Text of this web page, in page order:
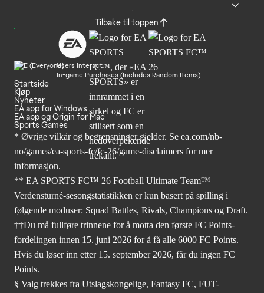
Tilbake til toppen
Users Interact
In-game Purchases (Includes Random Items)
Startside
Kjøp
Nyheter
EA app for Windows
EA app og Origin for Mac
Sports Games
* Øvrige vilkår og begrensninger gjelder. Se ea.com/nb-
no/games/ea-sports-fc/fc-26/game-disclaimers for mer
informasjon.
** EA SPORTS FC™ 26 Football Ultimate Team™
Verdensturné-sesongstatistikken er kun basert på spilling i
følgende moduser: Squad Battles, Rivals, Champions og Draft.
††Du må fullføre trinnene for å motta den første FC Points-
fordelingen innen 15. juni 2026 for å få alle 6000 FC Points.
Hvis du løser inn etter 15. september 2026, får du ingen FC
Points.
§ Valg trekkes fra Utslagskongelige, Fantasy FC, FUT-